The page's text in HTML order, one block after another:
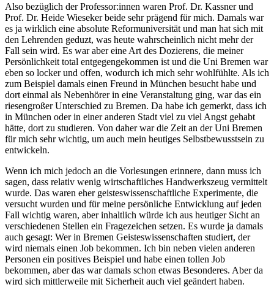
Also bezüglich der Professor:innen waren Prof. Dr. Kassner und
Prof. Dr. Heide Wieseker beide sehr prägend für mich. Damals war
es ja wirklich eine absolute Reformuniversität und man hat sich mit
den Lehrenden geduzt, was heute wahrscheinlich nicht mehr der
Fall sein wird. Es war aber eine Art des Dozierens, die meiner
Persönlichkeit total entgegengekommen ist und die Uni Bremen war
eben so locker und offen, wodurch ich mich sehr wohlfühlte. Als ich
zum Beispiel damals einen Freund in München besucht habe und
dort einmal als Nebenhörer in eine Veranstaltung ging, war das ein
riesengroßer Unterschied zu Bremen. Da habe ich gemerkt, dass ich
in München oder in einer anderen Stadt viel zu viel Angst gehabt
hätte, dort zu studieren. Von daher war die Zeit an der Uni Bremen
für mich sehr wichtig, um auch mein heutiges Selbstbewusstsein zu
entwickeln.
Wenn ich mich jedoch an die Vorlesungen erinnere, dann muss ich
sagen, dass relativ wenig wirtschaftliches Handwerkszeug vermittelt
wurde. Das waren eher geisteswissenschaftliche Experimente, die
versucht wurden und für meine persönliche Entwicklung auf jeden
Fall wichtig waren, aber inhaltlich würde ich aus heutiger Sicht an
verschiedenen Stellen ein Fragezeichen setzen. Es wurde ja damals
auch gesagt: Wer in Bremen Geisteswissenschaften studiert, der
wird niemals einen Job bekommen. Ich bin neben vielen anderen
Personen ein positives Beispiel und habe einen tollen Job
bekommen, aber das war damals schon etwas Besonderes. Aber da
wird sich mittlerweile mit Sicherheit auch viel geändert haben.